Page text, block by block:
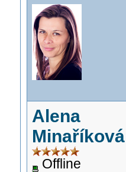
Alena
Minaříková
Offline